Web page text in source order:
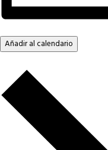
Añadir al calendario